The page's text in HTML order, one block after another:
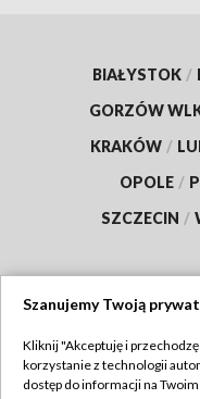
BIAŁYSTOK /
GORZÓW
KRAKÓW /
OPOLE /
SZCZECIN /
Szanujemy Twoją
Kliknij "Akceptuję i
korzystanie z technologii
dostęp do informacji na